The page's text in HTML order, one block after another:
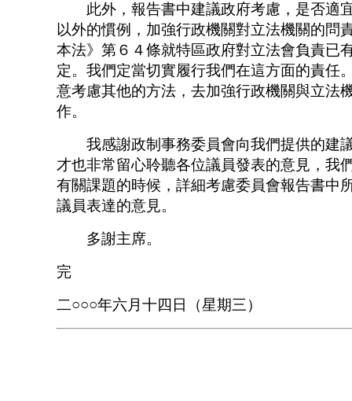
此外，報告書中建議政府考慮，是否適
以外的慣例，加強行政機關對立法機關的問
本法》第６４條就特區政府對立法會負責已
定。我們定當切實履行我們在這方面的責任
意考慮其他的方法，去加強行政機關與立法
作。
我感謝政制事務委員會向我們提供的建
才也非常留心聆聽各位議員發表的意見，我
有關課題的時候，詳細考慮委員會報告書中
議員表達的意見。
多謝主席。
完
二○○○年六月十四日（星期三）